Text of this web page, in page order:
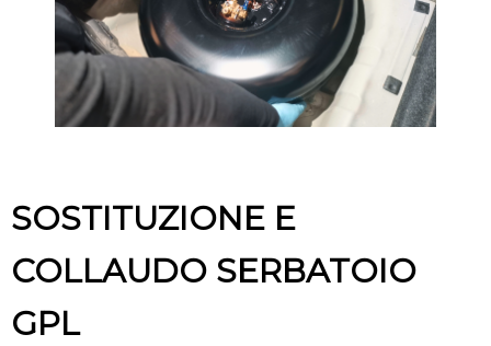
SOSTITUZIONE E
COLLAUDO SERBATOIO
GPL